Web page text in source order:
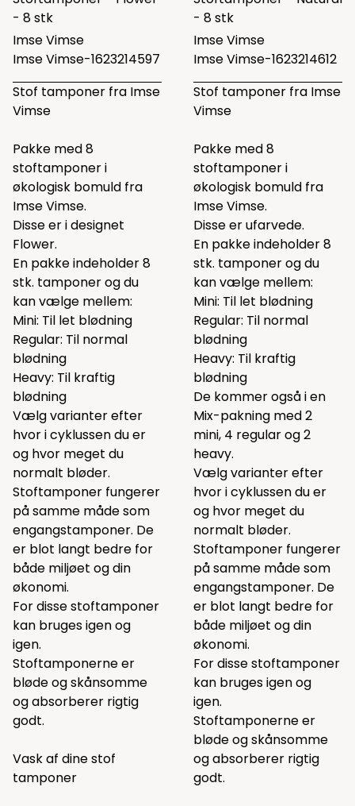
- 8 stk
Imse Vimse
Imse Vimse-1623214597
Stof tamponer fra Imse
Vimse
Pakke med 8
stoftamponer i
økologisk bomuld fra
Imse Vimse.
Disse er i designet
Flower.
En pakke indeholder 8
stk. tamponer og du
kan vælge mellem:
Mini: Til let blødning
Regular: Til normal
blødning
Heavy: Til kraftig
blødning
Vælg varianter efter
hvor i cyklussen du er
og hvor meget du
normalt bløder.
Stoftamponer fungerer
på samme måde som
engangstamponer. De
er blot langt bedre for
både miljøet og din
økonomi.
For disse stoftamponer
kan bruges igen og
igen.
Stoftamponerne er
bløde og skånsomme
og absorberer rigtig
godt.
Vask af dine stof
tamponer
- 8 stk
Imse Vimse
Imse Vimse-1623214612
Stof tamponer fra Imse
Vimse
Pakke med 8
stoftamponer i
økologisk bomuld fra
Imse Vimse.
Disse er ufarvede.
En pakke indeholder 8
stk. tamponer og du
kan vælge mellem:
Mini: Til let blødning
Regular: Til normal
blødning
Heavy: Til kraftig
blødning
De kommer også i en
Mix-pakning med 2
mini, 4 regular og 2
heavy.
Vælg varianter efter
hvor i cyklussen du er
og hvor meget du
normalt bløder.
Stoftamponer fungerer
på samme måde som
engangstamponer. De
er blot langt bedre for
både miljøet og din
økonomi.
For disse stoftamponer
kan bruges igen og
igen.
Stoftamponerne er
bløde og skånsomme
og absorberer rigtig
godt.